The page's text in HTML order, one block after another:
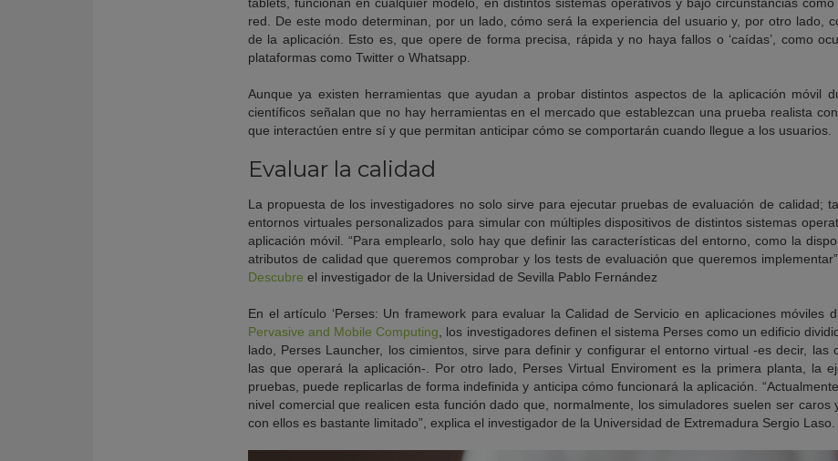
red. De este modo determinan, por un lado, cómo será la experiencia del usuario y, por otro lado,
de la aplicación. Esto es, que opere de forma precisa, rápida y no haya fallos o ‘caídas’, como
plataformas como Twitter o Whatsapp.
Aunque ya existen herramientas que ayudan a probar distintos aspectos de la aplicación móvil
científicos señalan que no hay herramientas en el mercado que establezcan una prueba realista
que interactúen entre sí y que permitan anticipar cómo se comportarán cuando llegue a los usuarios.
Evaluar la calidad
La propuesta de los investigadores no solo sirve para ejecutar pruebas de evaluación de calidad;
entornos virtuales personalizados para simular con múltiples dispositivosde distintos sistemas
aplicación móvil. “Para emplearlo, solo hay que definir las características del entorno, como la
atributos de calidad que queremos comprobar y los tests de evaluación que queremos
Descubre el investigador de la Universidad de Sevilla Pablo Fernández
En el artículo ‘Perses: Un framework para evaluar la Calidad de Servicio en aplicaciones móviles
Pervasive and Mobile Computing , los investigadores definen el sistema Perses como un edificio
lado,
Perses Launcher, los cimientos, sirve para definir y configurar el entorno virtual -es decir, las
las que operará la aplicación-. Por otro lado,
Perses Virtual Enviromentes la primera planta, la
pruebas, puede replicarlas de forma indefinida y anticipa cómo funcionará la aplicación.
nivel comercial que realicen esta función dado que, normalmente, los simuladores suelen ser caros
con ellos es bastante limitado”, explica el investigador de la Universidad de Extremadura Sergio Laso.